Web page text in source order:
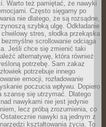
Warto też pamiętać, że nawyki
Często sięgamy po
nie dlatego, że są rozsądne,
szybką ulgę. Odkładanie
stres, słodka przekąska
scrollowanie odciąga
Jeśli chce się zmienić taki
alternatywę, która również
potrzebę. Sam zakaz
potrzebuje innego
emocji, rozładowanie
poczucia wpływu. Dopiero
szansę się utrzymać. Dlatego
nawykami nie jest jedynie
lecz próbą zrozumienia, co
nawyki są jednym z
kształtowania życia. To